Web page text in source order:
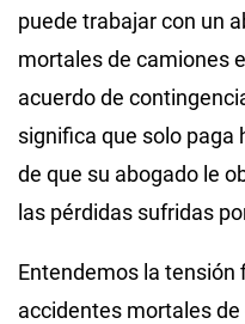
puede trabajar con un
mortales de camiones
acuerdo de
significa que solo paga
de que su abogado le
las pérdidas sufridas
Entendemos la tensión
accidentes mortales